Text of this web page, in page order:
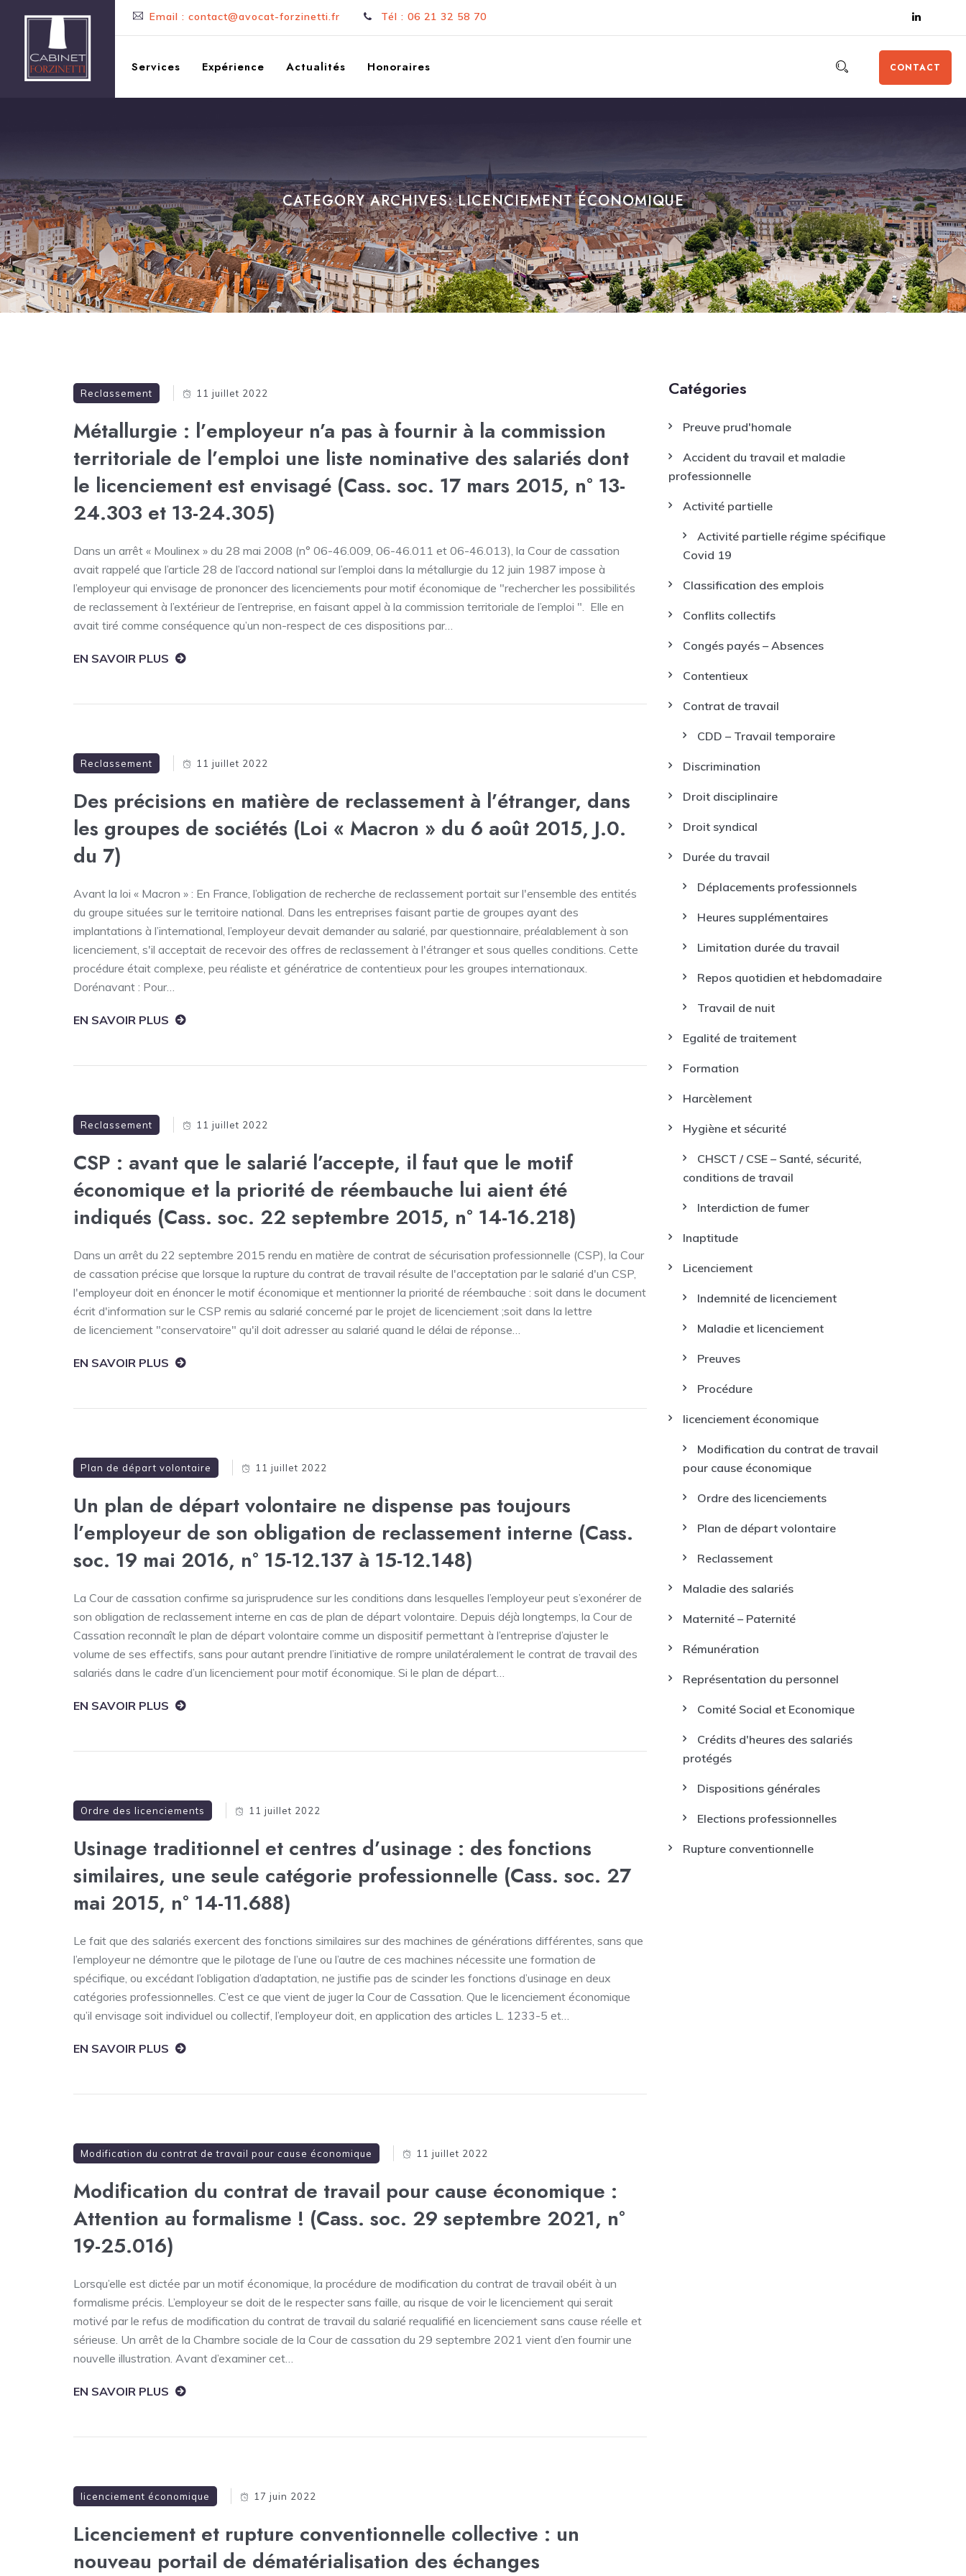
Email : contact@avocat-forzinetti.fr Tél : 06 21 32 58 70
CONTACT
Services Expérience Actualités Honoraires
CATEGORY ARCHIVES:LICENCIEMENT ÉCONOMIQUE
Reclassement 11 juillet 2022
Métallurgie : l’employeur n’a pas à fournir à la commission
territoriale de l’emploi une liste nominative des salariés dont
le licenciement est envisagé (Cass. soc. 17 mars 2015, n° 13-
24.303 et 13-24.305)
Dans un arrêt « Moulinex » du 28 mai 2008 (n° 06-46.009, 06-46.011 et 06-46.013), la Cour de cassation
avait rappelé que l’article 28 de l’accord national sur l’emploi dans la métallurgie du 12 juin 1987 impose à
l’employeur qui envisage de prononcer des licenciements pour motif économique de "rechercher les possibilités
de reclassement à l’extérieur de l’entreprise, en faisant appel à la commission territoriale de l’emploi ". Elle en
avait tiré comme conséquence qu’un non-respect de ces dispositions par…
EN SAVOIR PLUS
Reclassement 11 juillet 2022
Des précisions en matière de reclassement à l’étranger, dans
les groupes de sociétés (Loi « Macron » du 6 août 2015, J.0.
du 7)
Avant la loi « Macron » : En France, l’obligation de recherche de reclassement portait sur l'ensemble des entités
du groupe situées sur le territoire national. Dans les entreprises faisant partie de groupes ayant des
implantations à l’international, l’employeur devait demander au salarié, par questionnaire, préalablement à son
licenciement, s'il acceptait de recevoir des offres de reclassement à l'étranger et sous quelles conditions. Cette
procédure était complexe, peu réaliste et génératrice de contentieux pour les groupes internationaux.
Dorénavant : Pour…
EN SAVOIR PLUS
Reclassement 11 juillet 2022
CSP : avant que le salarié l’accepte, il faut que le motif
économique et la priorité de réembauche lui aient été
indiqués (Cass. soc. 22 septembre 2015, n° 14-16.218)
Dans un arrêt du 22 septembre 2015 rendu en matière de contrat de sécurisation professionnelle (CSP), la Cour
de cassation précise que lorsque la rupture du contrat de travail résulte de l'acceptation par le salarié d'un CSP,
l'employeur doit en énoncer le motif économique et mentionner la priorité de réembauche : soit dans le document
écrit d'information sur le CSP remis au salarié concerné par le projet de licenciement ;soit dans la lettre
de licenciement "conservatoire" qu'il doit adresser au salarié quand le délai de réponse…
EN SAVOIR PLUS
Plan de départ volontaire 11 juillet 2022
Un plan de départ volontaire ne dispense pas toujours
l’employeur de son obligation de reclassement interne (Cass.
soc. 19 mai 2016, n° 15-12.137 à 15-12.148)
La Cour de cassation confirme sa jurisprudence sur les conditions dans lesquelles l’employeur peut s’exonérer de
son obligation de reclassement interne en cas de plan de départ volontaire. Depuis déjà longtemps, la Cour de
Cassation reconnaît le plan de départ volontaire comme un dispositif permettant à l’entreprise d’ajuster le
volume de ses effectifs, sans pour autant prendre l’initiative de rompre unilatéralement le contrat de travail des
salariés dans le cadre d’un licenciement pour motif économique. Si le plan de départ…
EN SAVOIR PLUS
Ordre des licenciements 11 juillet 2022
Usinage traditionnel et centres d’usinage : des fonctions
similaires, une seule catégorie professionnelle (Cass. soc. 27
mai 2015, n° 14-11.688)
Le fait que des salariés exercent des fonctions similaires sur des machines de générations différentes, sans que
l’employeur ne démontre que le pilotage de l’une ou l’autre de ces machines nécessite une formation de
spécifique, ou excédant l’obligation d’adaptation, ne justifie pas de scinder les fonctions d’usinage en deux
catégories professionnelles. C’est ce que vient de juger la Cour de Cassation. Que le licenciement économique
qu’il envisage soit individuel ou collectif, l’employeur doit, en application des articles L. 1233-5 et…
EN SAVOIR PLUS
Modification du contrat de travail pour cause économique 11 juillet 2022
Modification du contrat de travail pour cause économique :
Attention au formalisme ! (Cass. soc. 29 septembre 2021, n°
19-25.016)
Lorsqu’elle est dictée par un motif économique, la procédure de modification du contrat de travail obéit à un
formalisme précis. L’employeur se doit de le respecter sans faille, au risque de voir le licenciement qui serait
motivé par le refus de modification du contrat de travail du salarié requalifié en licenciement sans cause réelle et
sérieuse. Un arrêt de la Chambre sociale de la Cour de cassation du 29 septembre 2021 vient d’en fournir une
nouvelle illustration. Avant d’examiner cet…
EN SAVOIR PLUS
licenciement économique 17 juin 2022
Licenciement et rupture conventionnelle collective : un
nouveau portail de dématérialisation des échanges
Catégories
Preuve prud'homale
Accident du travail et maladie
professionnelle
Activité partielle
Activité partielle régime spécifique
Covid 19
Classification des emplois
Conflits collectifs
Congés payés – Absences
Contentieux
Contrat de travail
CDD – Travail temporaire
Discrimination
Droit disciplinaire
Droit syndical
Durée du travail
Déplacements professionnels
Heures supplémentaires
Limitation durée du travail
Repos quotidien et hebdomadaire
Travail de nuit
Egalité de traitement
Formation
Harcèlement
Hygiène et sécurité
CHSCT / CSE – Santé, sécurité,
conditions de travail
Interdiction de fumer
Inaptitude
Licenciement
Indemnité de licenciement
Maladie et licenciement
Preuves
Procédure
licenciement économique
Modification du contrat de travail
pour cause économique
Ordre des licenciements
Plan de départ volontaire
Reclassement
Maladie des salariés
Maternité – Paternité
Rémunération
Représentation du personnel
Comité Social et Economique
Crédits d'heures des salariés
protégés
Dispositions générales
Elections professionnelles
Rupture conventionnelle